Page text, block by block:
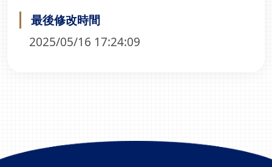
最後修改時間
2025/05/16 17:24:09